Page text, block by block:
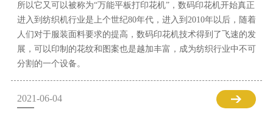
所以它又可以被称为“万能平板打印花机”，数码印花机开始真正
进入到纺织机行业是上个世纪80年代，进入到2010年以后，随着
人们对于服装面料要求的提高，数码印花机技术得到了飞速的发
展，可以印制的花纹和图案也是越加丰富，成为纺织行业中不可
分割的一个设备。
2021-06-04